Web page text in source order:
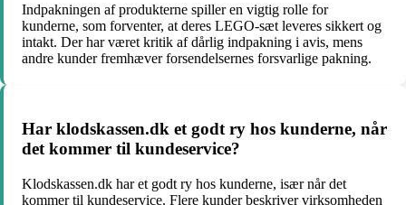
Indpakningen af produkterne spiller en vigtig rolle for
kunderne, som forventer, at deres LEGO-sæt leveres sikkert og
intakt. Der har været kritik af dårlig indpakning i avis, mens
andre kunder fremhæver forsendelsernes forsvarlige pakning.
Har klodskassen.dk et godt ry hos kunderne, når
det kommer til kundeservice?
Klodskassen.dk har et godt ry hos kunderne, især når det
kommer til kundeservice. Flere kunder beskriver virksomheden